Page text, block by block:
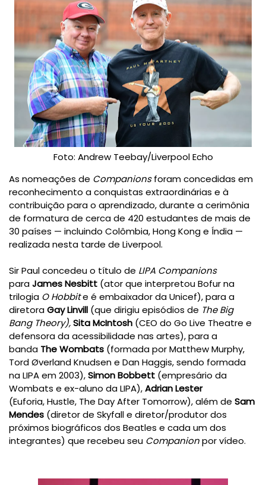
Foto: Andrew Teebay/Liverpool Echo
As nomeações de Companionsforam concedidas em
reconhecimento a conquistas extraordinárias e à
contribuição para o aprendizado, durante a cerimônia
de formatura de cerca de 420 estudantes de mais de
30 países — incluindo Colômbia, Hong Kong e Índia —
realizada nesta tarde de Liverpool.
Sir Paul concedeu o título de LIPA Companions
paraJames Nesbitt (ator que interpretou Bofur na
trilogia O Hobbite é embaixador da Unicef), para a
diretoraGay Linvill (que dirigiu episódios de The Big
Bang Theory),Sita McIntosh (CEO do Go Live Theatre e
defensora da acessibilidade nas artes), para a
banda The Wombats (formada por Matthew Murphy,
Tord Øverland Knudsen e Dan Haggis, sendo formada
na LIPA em 2003),Simon Bobbett (empresário da
Wombats e ex-aluno da LIPA),Adrian Lester
(Euforia,Hustle, The Day After Tomorrow), além de Sam
Mendes (diretor de Skyfall e diretor/produtor dos
próximos biográficos dos Beatles e cada um dos
integrantes) que recebeu seu Companionpor vídeo.